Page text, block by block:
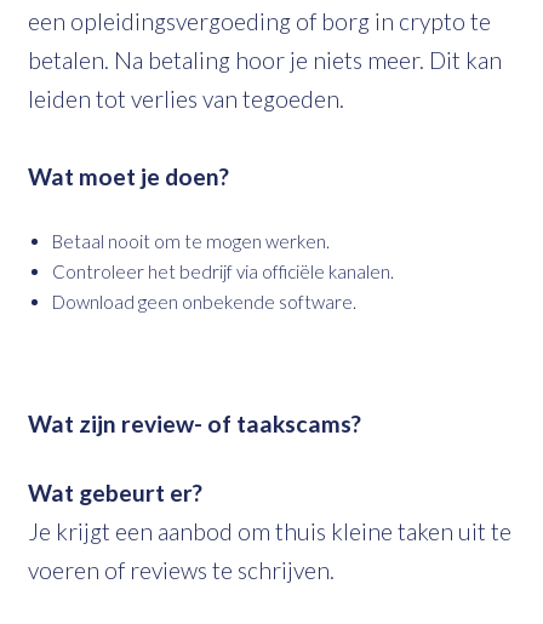
een opleidingsvergoeding of borg in crypto te
betalen. Na betaling hoor je niets meer. Dit kan
leiden tot verlies van tegoeden.
Wat moet je doen?
Betaal nooit om te mogen werken.
Controleer het bedrijf via officiële kanalen.
Download geen onbekende software.
Wat zijn review- of taakscams?
Wat gebeurt er?
Je krijgt een aanbod om thuis kleine taken uit te
voeren of reviews te schrijven.